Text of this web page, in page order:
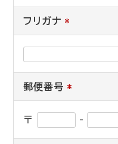
フリガナ *
郵便番号 *
〒 -